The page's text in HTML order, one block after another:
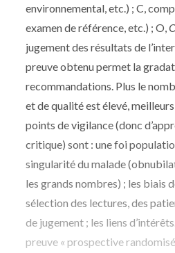
environnemental, etc.) ; C,
examen de référence, etc.) ; O,
jugement des résultats de
preuve obtenu permet la
recommandations. Plus le
et de qualité est élevé,
points de vigilance (donc
critique) sont : une foi
singularité du malade
les grands nombres) ; les biais
sélection des lectures, des
de jugement ; les liens
preuve « prospective